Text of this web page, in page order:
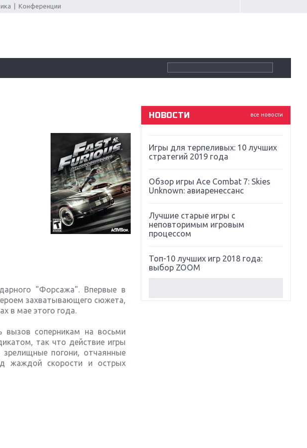
Конференции
"Форсажа". Впервые в
захватывающего сюжета,
в мае этого года.
вызов соперникам на восьми
так что действие игры
погони, отчаянные
жаждой скорости и острых
все новости
НОВОСТИ
Souls
Far Cry 5: хвалить нельзя ругать
Игры для терпеливых: 10 лучших
стратегий 2019 года
Обзор игры Ace Combat 7: Skies
Unknown: авиаренессанс
Лучшие старые игры с
неповторимым игровым
процессом
Топ-10 лучших игр 2018 года:
выбор ZOOM